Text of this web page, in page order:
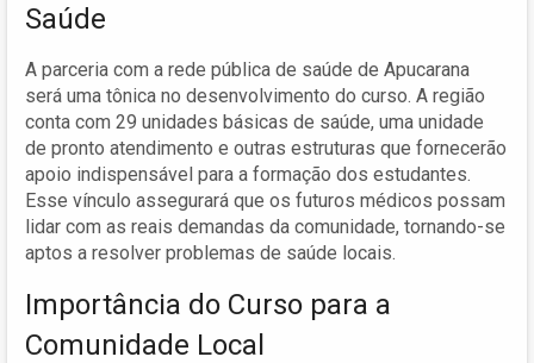
Saúde
A parceria com a rede pública de saúde de Apucarana
será uma tônica no desenvolvimento do curso. A região
conta com 29 unidades básicas de saúde, uma unidade
de pronto atendimento e outras estruturas que fornecerão
apoio indispensável para a formação dos estudantes.
Esse vínculo assegurará que os futuros médicos possam
lidar com as reais demandas da comunidade, tornando-se
aptos a resolver problemas de saúde locais.
Importância do Curso para a
Comunidade Local